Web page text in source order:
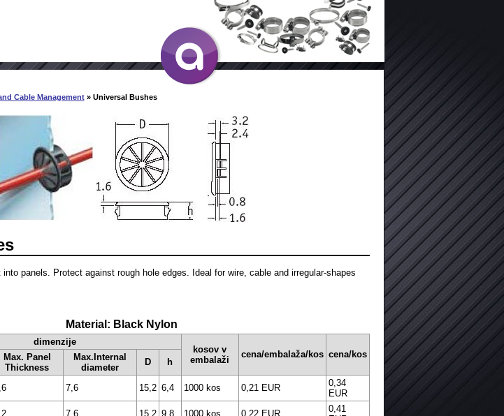
Cable Management» Universal Bushes
panels. Protect against rough hole edges. Ideal for wire, cable and irregular-shapes
Material: Black Nylon
dimenzije
kosov v
embalaži
cena/embalaža/kos cena/kos
Max. Panel
Thickness
Max.Internal
diameter
D h
7,6 15,2 6,4 1000 kos 0,21 EUR
0,34
EUR
7,6 15,2 9,8 1000 kos 0,22 EUR
0,41